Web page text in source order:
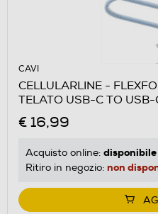
CAVI
CELLULARLINE -
TELATO USB-C TO
€ 16,99
Acquisto online: disponibile
Ritiro in negozio: non